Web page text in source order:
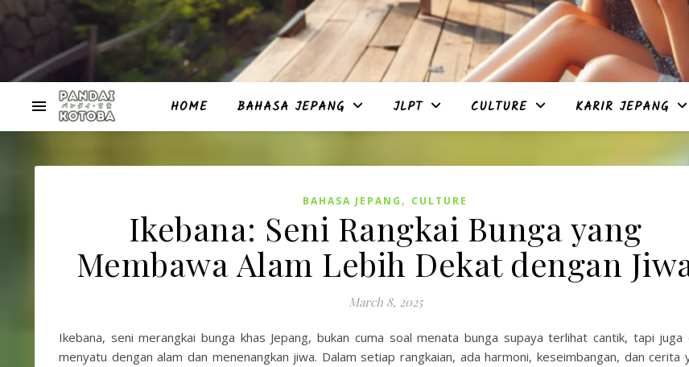
HOME BAHASA JEPANG JLPT CULTURE KARIR JEPANG
BAHASA JEPANG , CULTURE
Ikebana: Seni Rangkai Bunga yang
Membawa Alam Lebih Dekat dengan
March 8, 2025
Ikebana, seni merangkai bunga khas Jepang, bukan cuma soal menata bunga supaya terlihat cantik, tapi juga
menyatu dengan alam dan menenangkan jiwa. Dalam setiap rangkaian, ada harmoni, keseimbangan, dan cerita